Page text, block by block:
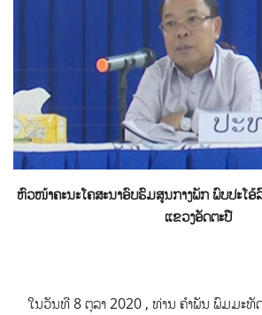
ຫົວໜ້າຄະນະໂຄສະນາອົບຮົມສູນກາງພັກ ພົບປະໂອ້
ແຂວງອັດຕະປື
ໃນວັນທີ 8 ຕຸລາ 2020 , ທ່ານ ຄໍາພັນ ພົມມະທັ